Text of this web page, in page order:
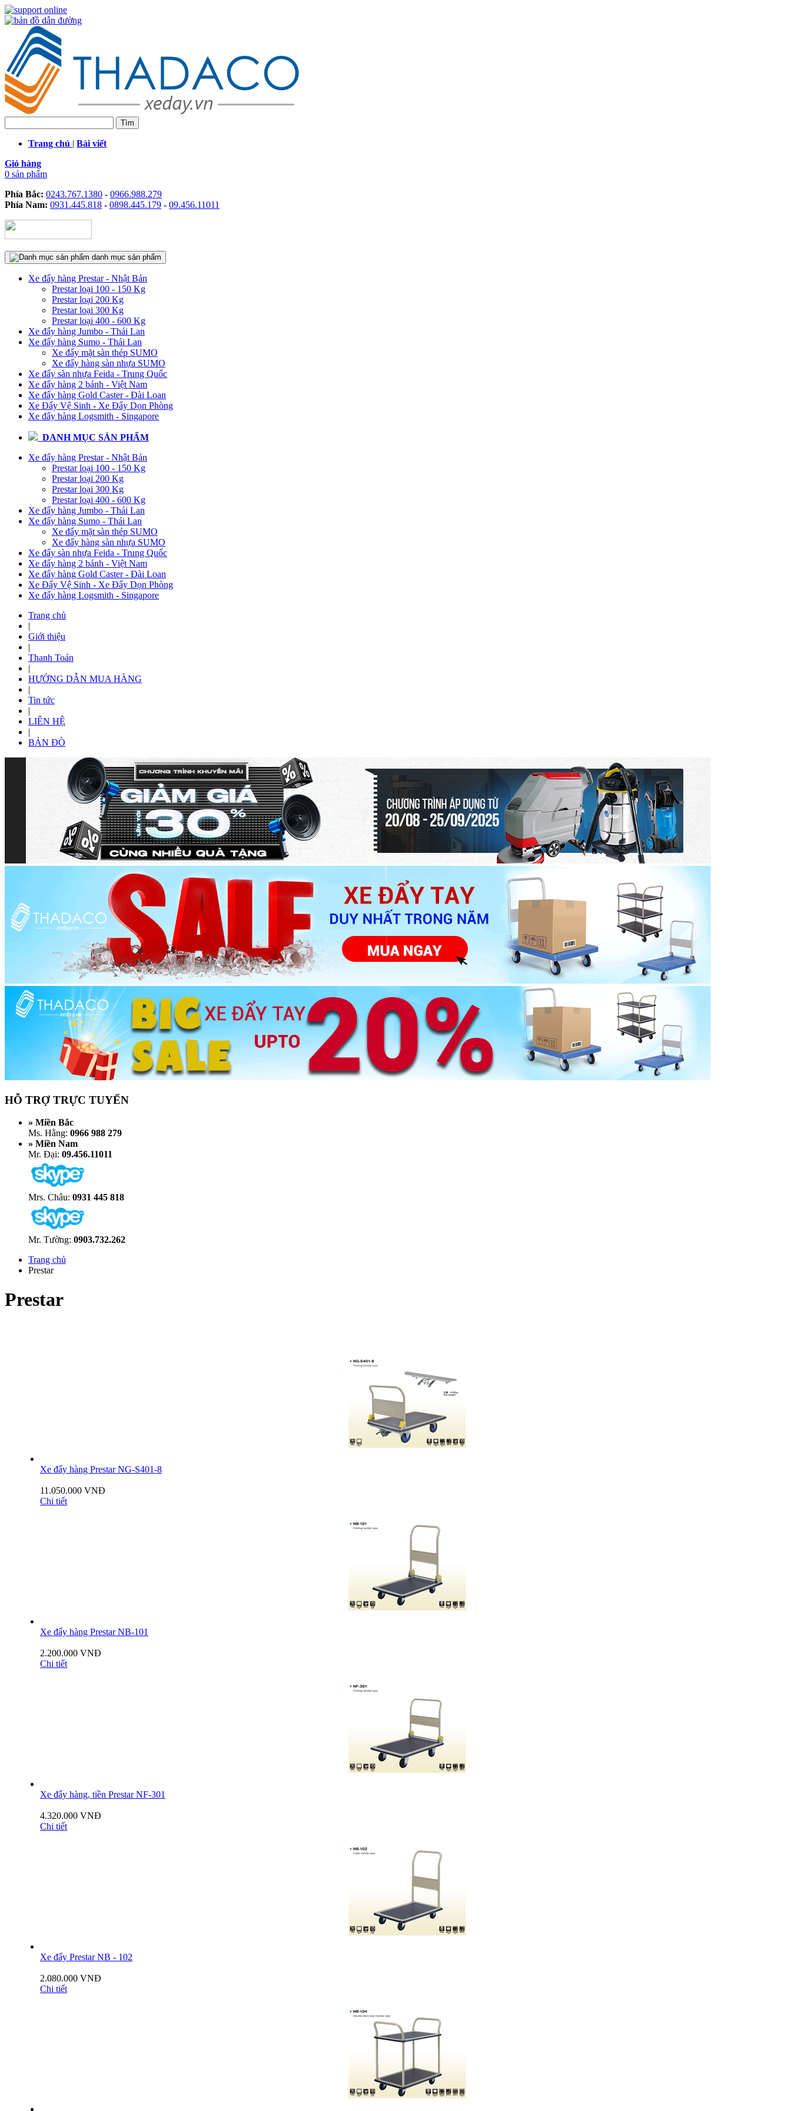
Trang chủ | Bài viết
Giỏ hàng
0 sản phẩm
Phía Bắc: 0243.767.1380 - 0966.988.279
Phía Nam: 0931.445.818 - 0898.445.179 - 09.456.11011
danh mục sản phẩm
Xe đẩy hàng Prestar - Nhật Bản
Prestar loại 100 - 150 Kg
Prestar loại 200 Kg
Prestar loại 300 Kg
Prestar loại 400 - 600 Kg
Xe đẩy hàng Jumbo - Thái Lan
Xe đẩy hàng Sumo - Thái Lan
Xe đẩy mặt sàn thép SUMO
Xe đẩy hàng sàn nhựa SUMO
Xe đẩy sàn nhựa Feida - Trung Quốc
Xe đẩy hàng 2 bánh - Việt Nam
Xe đẩy hàng Gold Caster - Đài Loan
Xe Đẩy Vệ Sinh - Xe Đẩy Dọn Phòng
Xe đẩy hàng Logsmith - Singapore
DANH MỤC SẢN PHẨM
Xe đẩy hàng Prestar - Nhật Bản
Prestar loại 100 - 150 Kg
Prestar loại 200 Kg
Prestar loại 300 Kg
Prestar loại 400 - 600 Kg
Xe đẩy hàng Jumbo - Thái Lan
Xe đẩy hàng Sumo - Thái Lan
Xe đẩy mặt sàn thép SUMO
Xe đẩy hàng sàn nhựa SUMO
Xe đẩy sàn nhựa Feida - Trung Quốc
Xe đẩy hàng 2 bánh - Việt Nam
Xe đẩy hàng Gold Caster - Đài Loan
Xe Đẩy Vệ Sinh - Xe Đẩy Dọn Phòng
Xe đẩy hàng Logsmith - Singapore
Trang chủ
|
Giới thiệu
|
Thanh Toán
|
HƯỚNG DẪN MUA HÀNG
|
Tin tức
|
LIÊN HỆ
|
BẢN ĐÒ
HỖ TRỢ TRỰC TUYẾN
» Miền Bắc
Ms. Hằng: 0966 988 279
» Miền Nam
Mr. Đại: 09.456.11011
Mrs. Châu: 0931 445 818
Mr. Tường: 0903.732.262
Trang chủ
Prestar
Prestar
Xe đẩy hàng Prestar NG-S401-8
11.050.000 VNĐ
Chi tiết
Xe đẩy hàng Prestar NB-101
2.200.000 VNĐ
Chi tiết
Xe đẩy hàng, tiền Prestar NF-301
4.320.000 VNĐ
Chi tiết
Xe đẩy Prestar NB - 102
2.080.000 VNĐ
Chi tiết